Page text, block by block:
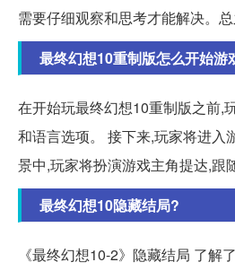
需要仔细观察和思考才能解决。总
最终幻想10重制版怎么开始游
在开始玩最终幻想10重制版之前,
和语言选项。 接下来,玩家将进入
景中,玩家将扮演游戏主角提达,跟
最终幻想10隐藏结局?
《最终幻想10-2》隐藏结局 了解